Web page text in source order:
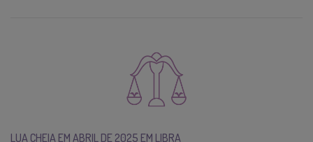
LUA CHEIA EM ABRIL DE 2025 EM LIBRA